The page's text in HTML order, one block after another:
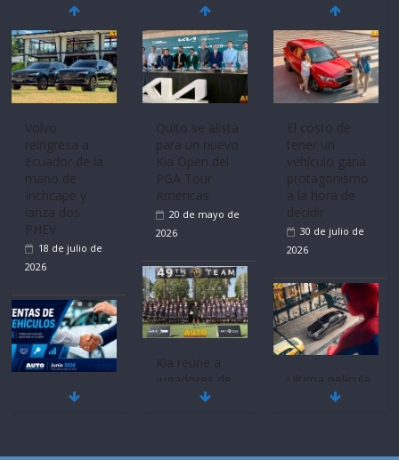
Volvo
reingresa a
Ecuador de la
mano de
Inchcape y
lanza dos
PHEV
18 de julio de
2026
Mercado
Quito se alista
para un nuevo
Kia Open del
PGA Tour
Americas
20 de mayo de
2026
Kia reúne a
jugadores de
fútbol de todo
El costo de
tener un
vehículo gana
protagonismo
a la hora de
decidir
30 de julio de
2026
Ultima película
‘Spider‑Man: